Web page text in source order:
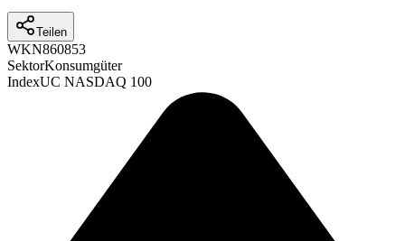
Teilen
WKN860853
SektorKonsumgüter
IndexUC NASDAQ 100